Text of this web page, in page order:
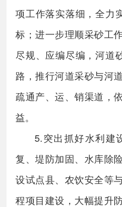
项工作落实落细，全力
标；进一步理顺采砂工
尽规、应编尽编，河道
路，推行河道采砂与河
疏通产、运、销渠道，
益。
5.突出抓好水利建
复、堤防加固、水库除
设试点县、农饮安全等
程项目建设，大幅提升